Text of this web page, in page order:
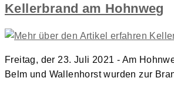
Kellerbrand am Hohnweg
Freitag, der 23. Juli 2021 - Am
Belm und Wallenhorst wurden zur